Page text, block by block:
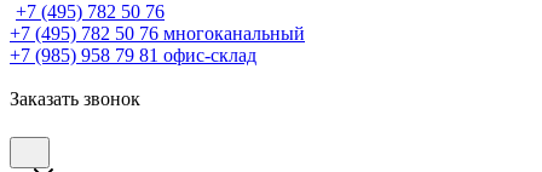
+7 (495) 782 50 76
+7 (495) 782 50 76 многоканальный
+7 (985) 958 79 81 офис-склад
Заказать звонок